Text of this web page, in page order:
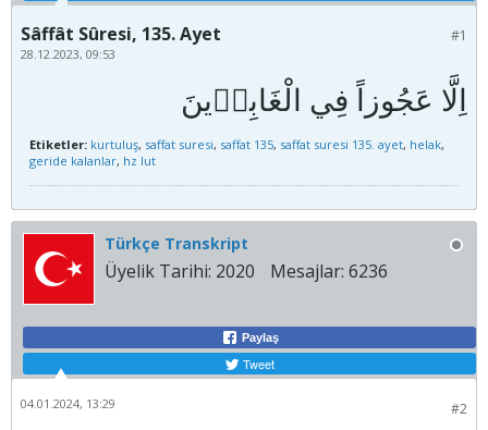
#1
Sâffât Sûresi, 135. Ayet
28.12.2023, 09:53
Etiketler: kurtuluş, saffat suresi, saffat 135, saffat suresi 135. ayet, helak,
geride kalanlar, hz lut
Türkçe Transkript
Üyelik Tarihi: 2020 Mesajlar: 6236
Paylaş
Tweet
#2
04.01.2024, 13:29